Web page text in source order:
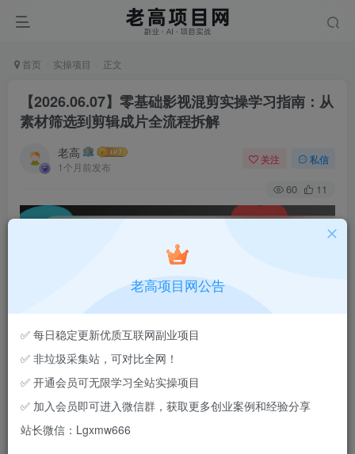
首页 实操项目 正文
【2026.06.07】零基础影视混剪实操学习指南：从
素材筛选到剪辑成片全流程拆解
老高
1个月前发布
关注 私信
60 11
项目简介
这是一份适合影视混剪方向学习与研究的实操资料合集，内
老高项目网公告
✅ 每日稳定更新优质互联网副业项目
✅ 非垃圾采集站，可对比全网！
✅ 开通会员可无限学习全站实操项目
✅ 加入会员即可进入微信群，获取更多创业案例和经验分享
站长微信：Lgxmw666